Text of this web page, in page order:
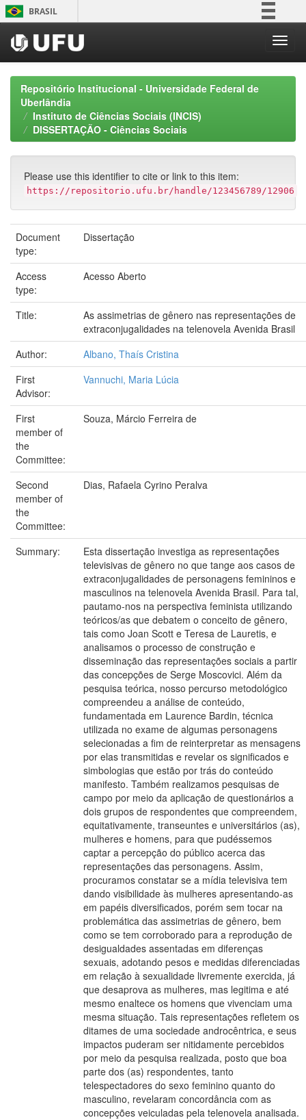
Skip
navigation
BRASIL
Participe
Acesso à informação
Legislação
Repositório Institucional - Universidade Federal de
Uberlândia
Instituto de Ciências Sociais (INCIS)
DISSERTAÇÃO - Ciências Sociais
Please use this identifier to cite or link to this item:
https://repositorio.ufu.br/handle/123456789/12906
Document
type:
Dissertação
Access
type:
Acesso Aberto
Title:
As assimetrias de gênero nas representações de
extraconjugalidades na telenovela Avenida Brasil
Author:
Albano, Thaís Cristina
First
Advisor:
Vannuchi, Maria Lúcia
First
member of
the
Committee:
Souza, Márcio Ferreira de
Second
member of
the
Committee:
Dias, Rafaela Cyrino Peralva
Summary:
Esta dissertação investiga as representações
televisivas de gênero no que tange aos casos de
extraconjugalidades de personagens femininos e
masculinos na telenovela Avenida Brasil. Para tal,
pautamo-nos na perspectiva feminista utilizando
teóricos/as que debatem o conceito de gênero,
tais como Joan Scott e Teresa de Lauretis, e
analisamos o processo de construção e
disseminação das representações sociais a partir
das concepções de Serge Moscovici. Além da
pesquisa teórica, nosso percurso metodológico
compreendeu a análise de conteúdo,
fundamentada em Laurence Bardin, técnica
utilizada no exame de algumas personagens
selecionadas a fim de reinterpretar as mensagens
por elas transmitidas e revelar os significados e
simbologias que estão por trás do conteúdo
manifesto. Também realizamos pesquisas de
campo por meio da aplicação de questionários a
dois grupos de respondentes que compreendem,
equitativamente, transeuntes e universitários (as),
mulheres e homens, para que pudéssemos
captar a percepção do público acerca das
representações das personagens. Assim,
procuramos constatar se a mídia televisiva tem
dando visibilidade às mulheres apresentando-as
em papéis diversificados, porém sem tocar na
problemática das assimetrias de gênero, bem
como se tem corroborado para a reprodução de
desigualdades assentadas em diferenças
sexuais, adotando pesos e medidas diferenciadas
em relação à sexualidade livremente exercida, já
que desaprova as mulheres, mas legitima e até
mesmo enaltece os homens que vivenciam uma
mesma situação. Tais representações refletem os
ditames de uma sociedade androcêntrica, e seus
impactos puderam ser nitidamente percebidos
por meio da pesquisa realizada, posto que boa
parte dos (as) respondentes, tanto
telespectadores do sexo feminino quanto do
masculino, revelaram concordância com as
concepções veiculadas pela telenovela analisada.